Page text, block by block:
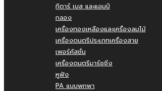
กีตาร์ เบส และแอมป์
กลอง
เครื่องทองเหลืองและเครื่องลมไม้
เครื่องดนตรีประเภทเครื่องสาย
เพอร์คัสชั่น
เครื่องดนตรีมาร์ชชิ่ง
หูฟัง
PA แบบพกพา